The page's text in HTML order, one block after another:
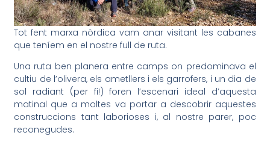
Tot fent marxa nòrdica vam anar visitant les cabanes
que teníem en el nostre full de ruta.
Una ruta ben planera entre camps on predominava el
cultiu de l’olivera, els ametllers i els garrofers, i un dia de
sol radiant (per fi!) foren l’escenari ideal d’aquesta
matinal que a moltes va portar a descobrir aquestes
construccions tant laborioses i, al nostre parer, poc
reconegudes.